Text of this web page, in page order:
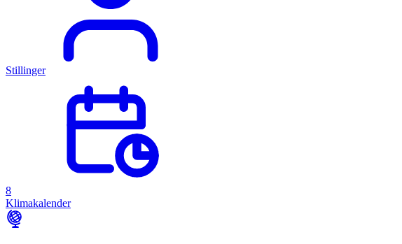
Stillinger
8
Klimakalender